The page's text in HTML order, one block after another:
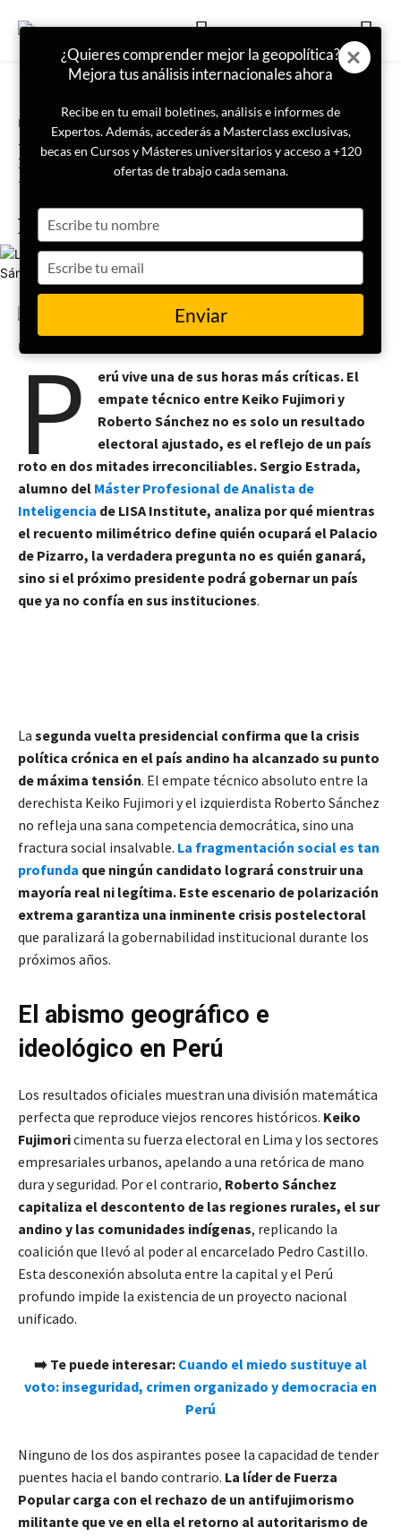
Portada
La Perú fragmentada: ¿Por qué ni
Keiko Fujimori ni Roberto
país dividido?
17 de junio de 2026
P
erú vive una de sus horas más críticas. El
empate técnico entre Keiko Fujimori y
Roberto Sánchez no es solo un resultado
electoral ajustado, es el reflejo de un país
roto en dos mitades irreconciliables. Sergio Estrada,
alumno del Máster Profesional de Analista de
Inteligencia de LISA Institute, analiza por qué mientras
el recuento milimétrico define quién ocupará el Palacio
de Pizarro, la verdadera pregunta no es quién ganará,
sino si el próximo presidente podrá gobernar un país
que ya no confía en sus instituciones.
La segunda vuelta presidencial confirma que la crisis
política crónica en el país andino ha alcanzado su punto
de máxima tensión. El empate técnico absoluto entre la
derechista Keiko Fujimori y el izquierdista Roberto Sánchez
no refleja una sana competencia democrática, sino una
fractura social insalvable. La fragmentación social es tan
profunda que ningún candidato logrará construir una
mayoría real ni legítima. Este escenario de polarización
extrema garantiza una inminente crisis postelectoral
que paralizará la gobernabilidad institucional durante los
próximos años.
El abismo geográfico e
ideológico en Perú
Los resultados oficiales muestran una división matemática
perfecta que reproduce viejos rencores históricos. Keiko
Fujimoricimenta su fuerza electoral en Lima y los sectores
empresariales urbanos, apelando a una retórica de mano
dura y seguridad. Por el contrario, Roberto Sánchez
capitaliza el descontento de las regiones rurales, el sur
andino y las comunidades indígenas, replicando la
coalición que llevó al poder al encarcelado Pedro Castillo.
Esta desconexión absoluta entre la capital y el Perú
profundo impide la existencia de un proyecto nacional
unificado.
➡️ Te puede interesar: Cuando el miedo sustituye al
voto: inseguridad, crimen organizado y democracia en
Perú
Ninguno de los dos aspirantes posee la capacidad de tender
puentes hacia el bando contrario. La líder de Fuerza
Popular carga con el rechazo de un antifujimorismo
militante que ve en ella el retorno al autoritarismo de
¿Quieres comprender mejor la geopolítica?
Mejora tus análisis internacionales ahora
Recibe en tu email boletines, análisis e informes de
Expertos. Además, accederás a Masterclass exclusivas,
becas en Cursos y Másteres universitarios y acceso a +120
ofertas de trabajo cada semana.
your
name
your
email
Enviar